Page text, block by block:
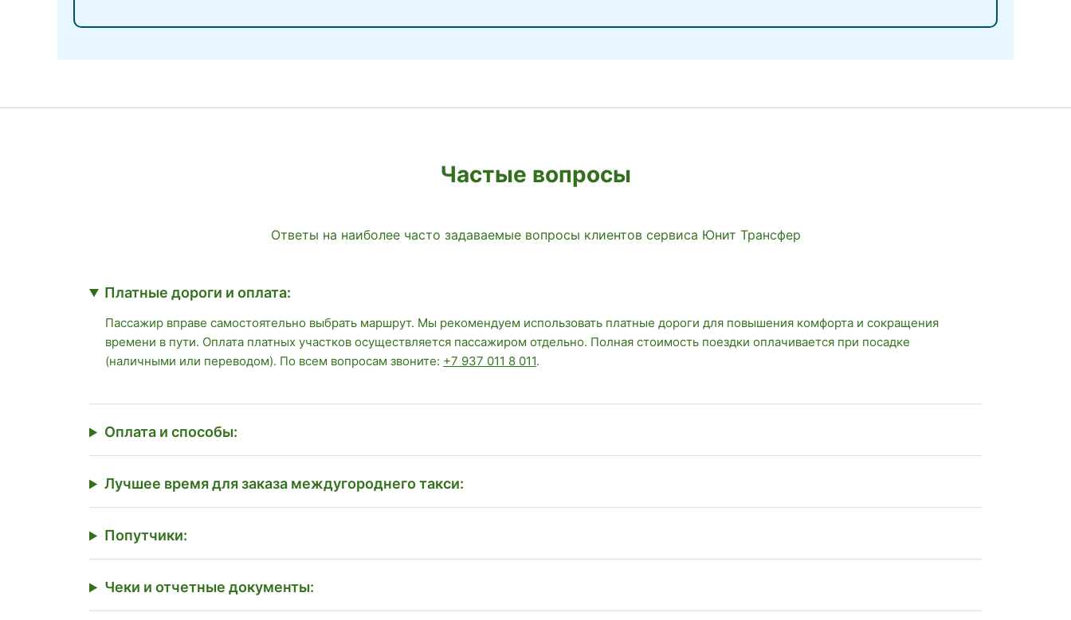
Частые вопросы
Ответы на наиболее часто задаваемые вопросы клиентов сервиса Юнит Трансфер
Платные дороги и оплата:
Пассажир вправе самостоятельно выбрать маршрут. Мы рекомендуем использовать платные дороги для повышения комфорта и сокращения
времени в пути. Оплата платных участков осуществляется пассажиром отдельно. Полная стоимость поездки оплачивается при посадке
(наличными или переводом). По всем вопросам звоните: +7 937 011 8 011.
Оплата и способы:
Лучшее время для заказа междугороднего такси:
Попутчики:
Чеки и отчетные документы: